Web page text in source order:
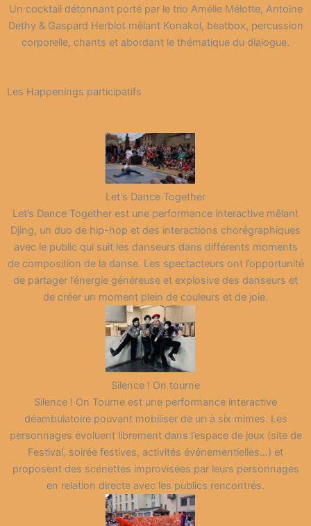
Un cocktail détonnant porté par le trio Amélie Mélotte, Antoine
Dethy & Gaspard Herblot mêlant Konakol, beatbox, percussion
corporelle, chants et abordant le thématique du dialogue.
Les Happenings participatifs
Let's Dance Together
Let’s Dance Together est une performance interactive mêlant
Djing, un duo de hip-hop et des interactions chorégraphiques
avec le public qui suit les danseurs dans différents moments
de composition de la danse. Les spectacteurs ont l’opportunité
de partager l’énergie généreuse et explosive des danseurs et
de créer un moment plein de couleurs et de joie.
Silence ! On tourne
Silence ! On Tourne est une performance interactive
déambulatoire pouvant mobiliser de un à six mimes. Les
personnages évoluent librement dans l’espace de jeux (site de
Festival, soirée festives, activités événementielles…) et
proposent des scénettes improvisées par leurs personnages
en relation directe avec les publics rencontrés.